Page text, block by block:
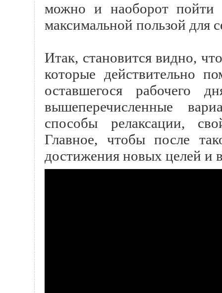
можно и наоборот пойти
максимальной пользой для
Итак, становится видно,
которые действительно
оставшегося рабочего
вышеперечисленные
способы релаксации,
Главное, чтобы после
достижения новых целей и